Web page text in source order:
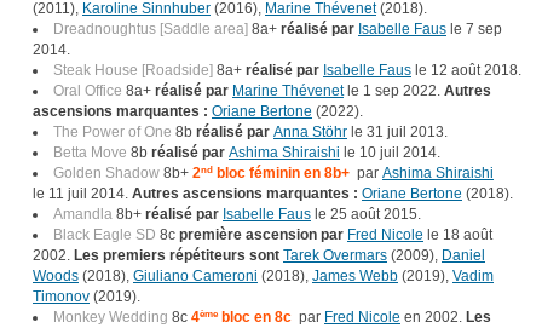
(2011), Karoline Sinnhuber (2016), Marine Thévenet(2018).
Dreadnoughtus [Saddle area] 8a+ réalisé par Isabelle Faus le 7 sep
2014.
Steak House [Roadside] 8a+ réalisé par Isabelle Faus le 12 août 2018.
Oral Office 8a+ réalisé par Marine Thévenetle 1 sep 2022. Autres
ascensions marquantes : Oriane Bertone (2022).
The Power of One 8b réalisé par Anna Stöhr le 31 juil 2013.
Betta Move 8b réalisé par Ashima Shiraishi le 10 juil 2014.
Golden Shadow 8b+ 2nd bloc féminin en 8b+ par Ashima Shiraishi
le 11 juil 2014. Autres ascensions marquantes : Oriane Bertone (2018).
Amandla 8b+ réalisé par Isabelle Faus le 25 août 2015.
Black Eagle SD 8c première ascension par Fred Nicole le 18 août
2002. Les premiers répétiteurs sont Tarek Overmars (2009), Daniel
Woods (2018), Giuliano Cameroni (2018), James Webb (2019), Vadim
Timonov (2019).
Monkey Wedding 8c 4èmebloc en 8c par Fred Nicole en 2002. Les